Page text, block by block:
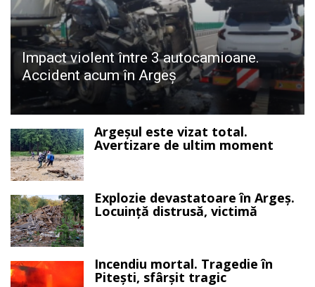
Impact violent între 3 autocamioane.
Accident acum în Argeș
Argeșul este vizat total.
Avertizare de ultim moment
Explozie devastatoare în Argeș.
Locuință distrusă, victimă
Incendiu mortal. Tragedie în
Pitești, sfârșit tragic